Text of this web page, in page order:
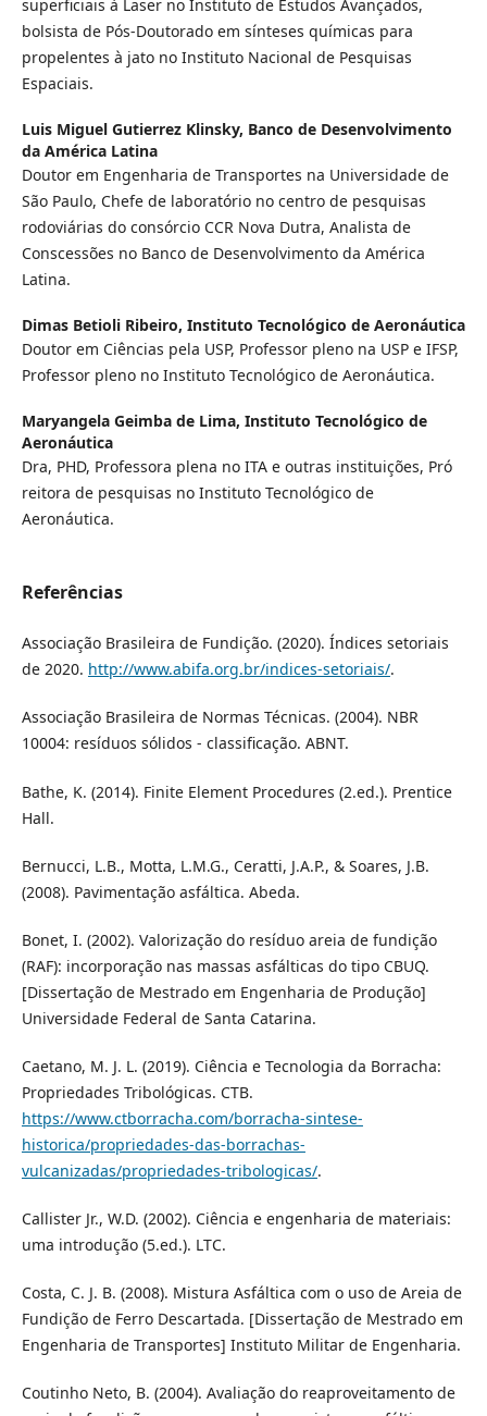
superficiais à Laser no Instituto de Estudos Avançados,
bolsista de Pós-Doutorado em sínteses químicas para
propelentes à jato no Instituto Nacional de Pesquisas
Espaciais.
Luis Miguel Gutierrez Klinsky, Banco de Desenvolvimento
da América Latina
Doutor em Engenharia de Transportes na Universidade de
São Paulo, Chefe de laboratório no centro de pesquisas
rodoviárias do consórcio CCR Nova Dutra, Analista de
Conscessões no Banco de Desenvolvimento da América
Latina.
Dimas Betioli Ribeiro, Instituto Tecnológico de Aeronáutica
Doutor em Ciências pela USP, Professor pleno na USP e IFSP,
Professor pleno no Instituto Tecnológico de Aeronáutica.
Maryangela Geimba de Lima, Instituto Tecnológico de
Aeronáutica
Dra, PHD, Professora plena no ITA e outras instituições, Pró
reitora de pesquisas no Instituto Tecnológico de
Aeronáutica.
Referências
Associação Brasileira de Fundição. (2020). Índices setoriais
de 2020. http://www.abifa.org.br/indices-setoriais/.
Associação Brasileira de Normas Técnicas. (2004). NBR
10004: resíduos sólidos - classificação. ABNT.
Bathe, K. (2014). Finite Element Procedures (2.ed.). Prentice
Hall.
Bernucci, L.B., Motta, L.M.G., Ceratti, J.A.P., & Soares, J.B.
(2008). Pavimentação asfáltica. Abeda.
Bonet, I. (2002). Valorização do resíduo areia de fundição
(RAF): incorporação nas massas asfálticas do tipo CBUQ.
[Dissertação de Mestrado em Engenharia de Produção]
Universidade Federal de Santa Catarina.
Caetano, M. J. L. (2019). Ciência e Tecnologia da Borracha:
Propriedades Tribológicas. CTB.
https://www.ctborracha.com/borracha-sintese-
historica/propriedades-das-borrachas-
vulcanizadas/propriedades-tribologicas/.
Callister Jr., W.D. (2002). Ciência e engenharia de materiais:
uma introdução (5.ed.). LTC.
Costa, C. J. B. (2008). Mistura Asfáltica com o uso de Areia de
Fundição de Ferro Descartada. [Dissertação de Mestrado em
Engenharia de Transportes] Instituto Militar de Engenharia.
Coutinho Neto, B. (2004). Avaliação do reaproveitamento de